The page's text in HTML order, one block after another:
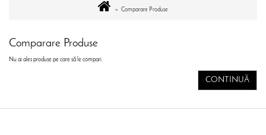
Comparare Produse
Comparare Produse
Nu ai ales produse pe care să le compari.
CONTINUĂ